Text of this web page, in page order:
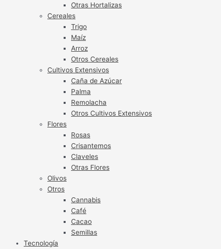
Otras Hortalizas
Cereales
Trigo
Maíz
Arroz
Otros Cereales
Cultivos Extensivos
Caña de Azúcar
Palma
Remolacha
Otros Cultivos Extensivos
Flores
Rosas
Crisantemos
Claveles
Otras Flores
Olivos
Otros
Cannabis
Café
Cacao
Semillas
Tecnología